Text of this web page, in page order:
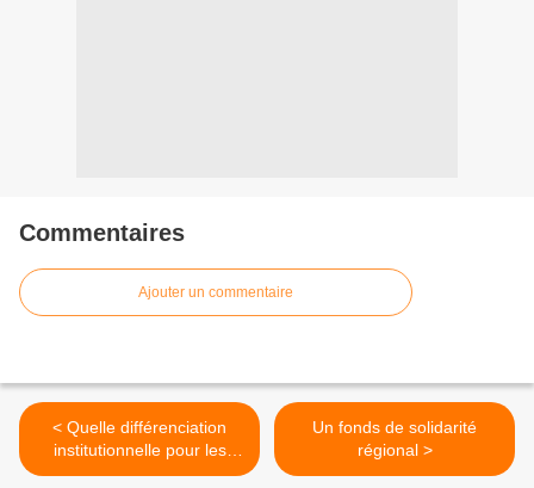
Commentaires
Ajouter un commentaire
< Quelle différenciation
institutionnelle pour les
territoires d'Outre-mer
Un fonds de solidarité
régional >